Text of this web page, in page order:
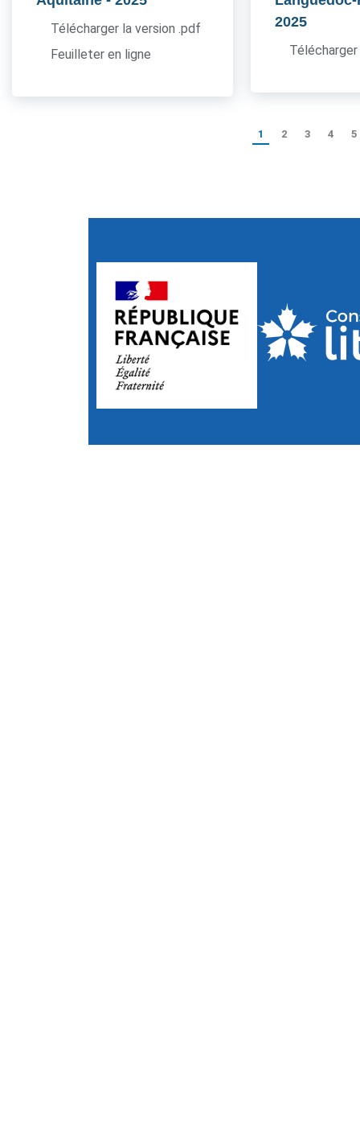
Télécharger la version .pdf
Feuilleter en ligne
2025
1 2 3 4 5